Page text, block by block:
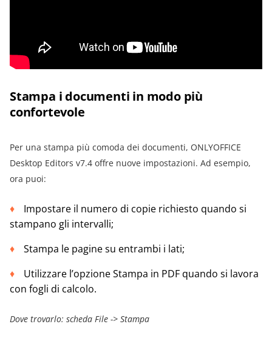
Stampa i documenti in modo più
confortevole
Per una stampa più comoda dei documenti, ONLYOFFICE
Desktop Editors v7.4 offre nuove impostazioni. Ad esempio,
ora puoi:
Impostare il numero di copie richiesto quando si
stampano gli intervalli;
Stampa le pagine su entrambi i lati;
Utilizzare l’opzione Stampa in PDF quando si lavora
con fogli di calcolo.
Dove trovarlo: scheda File -> Stampa